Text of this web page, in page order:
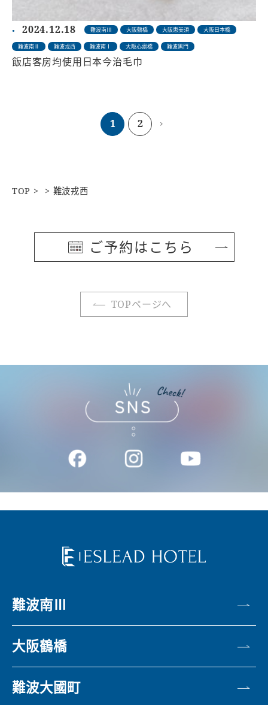
2024.12.18 難波南Ⅲ 大阪鶴橋 大阪恵美須 大阪日本橋
難波南Ⅱ 難波戎西 難波南Ⅰ 大阪心齋橋 難波黑門
飯店客房均使用日本今治毛巾
1 2
TOP 難波戎西
ご予約はこちら
TOPページへ
難波南Ⅲ
大阪鶴橋
難波大國町